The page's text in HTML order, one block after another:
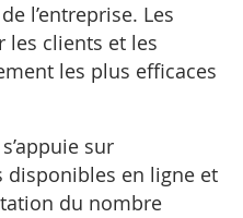
l’entreprise. Les
les clients et les
les plus efficaces
sur
disponibles en ligne et
du nombre